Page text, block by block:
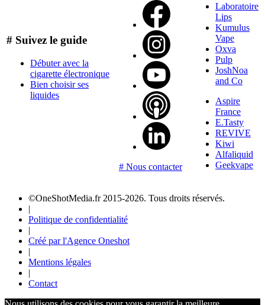
# Suivez le guide
Débuter avec la
cigarette électronique
Bien choisir ses
liquides
# Nous contacter
Laboratoire
Lips
Kumulus
Vape
Oxva
Pulp
JoshNoa
and Co
Aspire
France
E.Tasty
REVIVE
Kiwi
Alfaliquid
Geekvape
©OneShotMedia.fr 2015-2026. Tous droits réservés.
|
Politique de confidentialité
|
Créé par l'Agence Oneshot
|
Mentions légales
|
Contact